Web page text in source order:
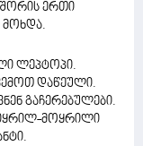
შორის ერთი
ლეპტოპი.
დაწეული.
გაჩერებულები.
მოყრილი